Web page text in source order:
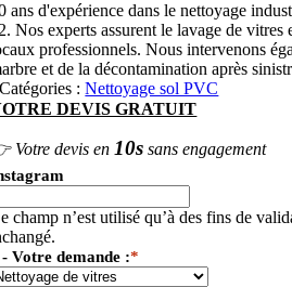
ans d'expérience dans le nettoyage
Nos experts assurent le lavage de vitres
professionnels. Nous intervenons
et de la décontamination après
Catégories :Nettoyage sol PVC
DEVIS GRATUIT
Votre devis en 10s sans engagement
champ n’est utilisé qu’à des fins de
- Votre demande :*